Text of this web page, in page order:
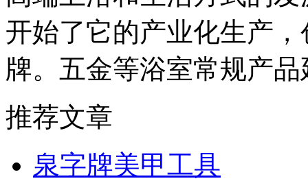
开始了它的产业化生产
牌。五金等浴室常规产
推荐文章
泉字牌美甲工具